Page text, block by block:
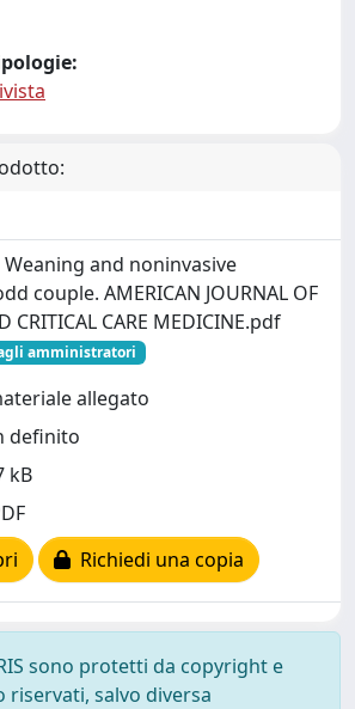
Weaning and noninvasive
couple. AMERICAN JOURNAL OF
CRITICAL CARE MEDICINE.pdf
amministratori
allegato
definito
kB
Richiedi una copia
sono protetti da copyright e
salvo diversa